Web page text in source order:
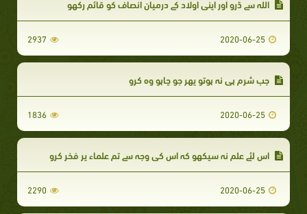
اللہ سے ڈرو اور اپنی اولاد کے درمیان انصاف کو قائم رکھو
2020-06-25
2937
جب شرم ہی نہ ہوتو پھر جو چاہو وہ کرو
2020-06-25
1836
اس لئے علم نہ سیکھو کہ اس کی وجہ سے تم علماء پر فخر کرو
2020-06-25
2290